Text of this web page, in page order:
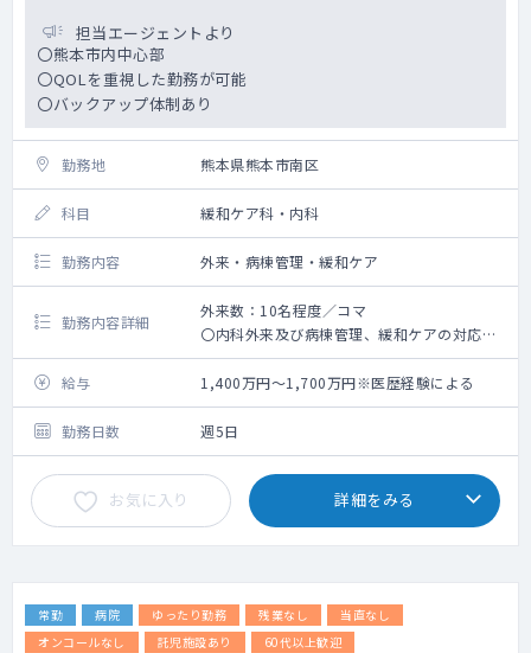
担当エージェントより
〇熊本市内中心部
〇QOLを重視した勤務が可能
〇バックアップ体制あり
勤務地 熊本県熊本市南区
科目 緩和ケア科・内科
勤務内容 外来・病棟管理・緩和ケア
勤務内容詳細
外来数：10名程度／コマ
〇内科外来及び病棟管理、緩和ケアの対応
〇オンコールについては、法人内関連施設の
看取りが発生した場合に出動になります（手
当有）
給与 1,400万円～1,700万円※医歴経験による
勤務日数 週5日
お気に入り 詳細をみる
常勤 病院 ゆったり勤務 残業なし
当直なし
オンコールなし
託児施設あり 60代以上歓迎